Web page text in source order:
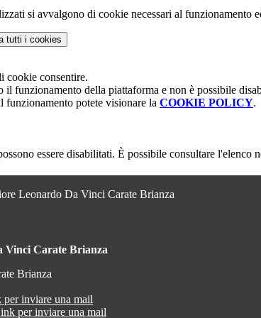
si avvalgono di cookie necessari al funzionamento
tutti i cookies
cookie consentire.
il funzionamento della piattaforma e non è possibile
funzionamento potete visionare la COOKIE POLICY.
essere disabilitati. È possibile consultare l'elenco
Leonardo Da Vinci Carate Brianza
Vinci Carate Brianza
Brianza
inviare una mail
per inviare una mail